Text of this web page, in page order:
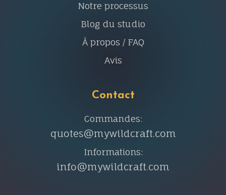
Notre processus
Blog du studio
À propos / FAQ
Avis
Contact
Commandes:
quotes@mywildcraft.com
Informations:
info@mywildcraft.com